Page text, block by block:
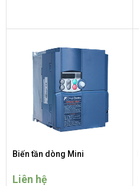
Biến tần dòng Mini
Liên hệ